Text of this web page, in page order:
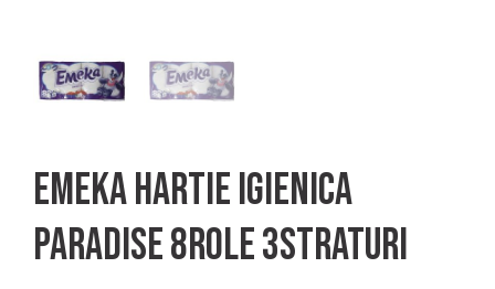
Emeka Hartie Igienica
Paradise 8role 3straturi